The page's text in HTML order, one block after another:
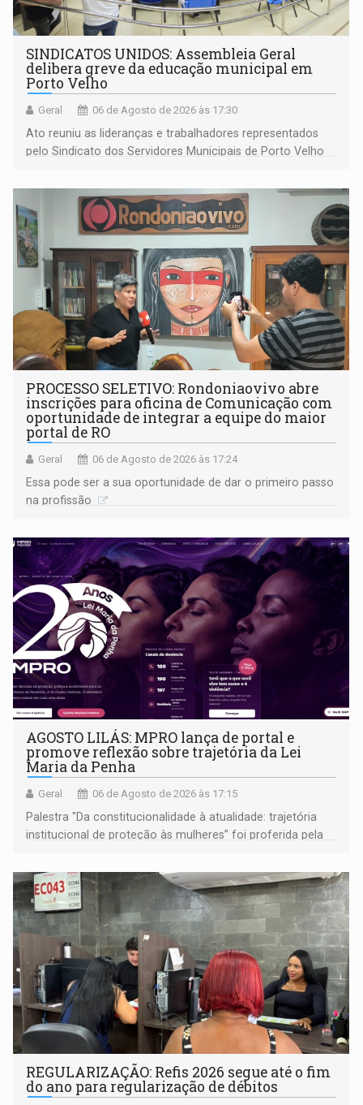
SINDICATOS UNIDOS: Assembleia Geral
delibera greve da educação municipal em
Porto Velho
Geral 06 de Agosto de 2026 às 17:30
Ato reuniu as lideranças e trabalhadores representados
pelo Sindicato dos Servidores Municipais de Porto Velho
PROCESSO SELETIVO: Rondoniaovivo abre
inscrições para oficina de Comunicação com
oportunidade de integrar a equipe do maior
portal de RO
Geral 06 de Agosto de 2026 às 17:24
Essa pode ser a sua oportunidade de dar o primeiro passo
na profissão
AGOSTO LILÁS: MPRO lança de portal e
promove reflexão sobre trajetória da Lei
Maria da Penha
Geral 06 de Agosto de 2026 às 17:15
Palestra "Da constitucionalidade à atualidade: trajetória
institucional de proteção às mulheres” foi proferida pela
Goiás
REGULARIZAÇÃO: Refis 2026 segue até o fim
do ano para regularização de débitos